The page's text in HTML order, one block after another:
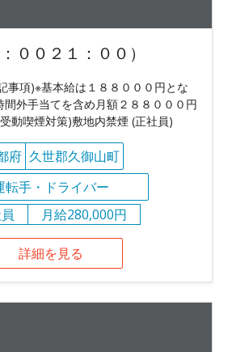
００２１：００）
事項)※基本給は１８８０００円とな
間外手当てを含め月額２８８０００円
動喫煙対策)敷地内禁煙 (正社員)
府 久世郡久御山町
転手・ドライバー
月給280,000円
詳細を見る